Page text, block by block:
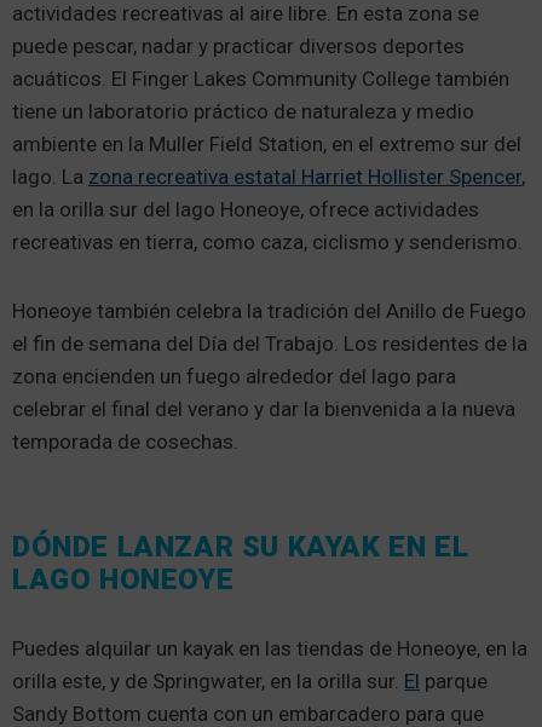
actividades recreativas al aire libre. En esta zona se
puede pescar, nadar y practicar diversos deportes
acuáticos. El Finger Lakes Community College también
tiene un laboratorio práctico de naturaleza y medio
ambiente en la Muller Field Station, en el extremo sur del
lago. La zona recreativa estatal Harriet Hollister Spencer,
en la orilla sur del lago Honeoye, ofrece actividades
recreativas en tierra, como caza, ciclismo y senderismo.
Honeoye también celebra la tradición del Anillo de Fuego
el fin de semana del Día del Trabajo. Los residentes de la
zona encienden un fuego alrededor del lago para
celebrar el final del verano y dar la bienvenida a la nueva
temporada de cosechas.
DÓNDE LANZAR SU KAYAK EN EL
LAGO HONEOYE
Puedes alquilar un kayak en las tiendas de Honeoye, en la
orilla este, y de Springwater, en la orilla sur. El parque
Sandy Bottom cuenta con un embarcadero para que